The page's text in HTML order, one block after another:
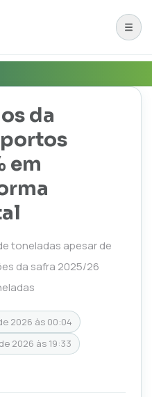
da
em
toneladas apesar de
da safra 2025/26
2026 às 00:04
2026 às 19:33